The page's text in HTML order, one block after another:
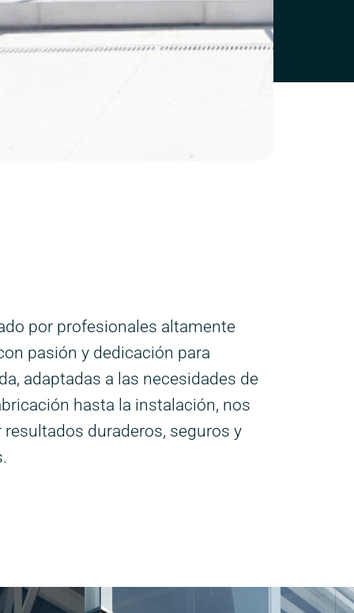
por profesionales altamente
pasión y dedicación para
adaptadas a las necesidades de
hasta la instalación, nos
duraderos, seguros y